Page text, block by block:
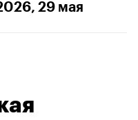
, 29 мая